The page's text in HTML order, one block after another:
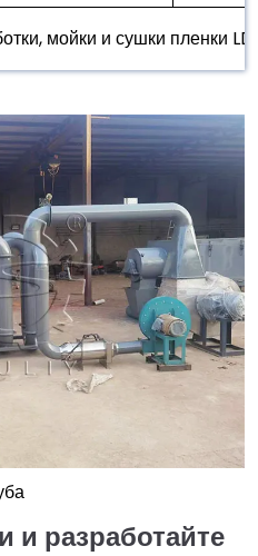
мойки и сушки пленки
и разработайте